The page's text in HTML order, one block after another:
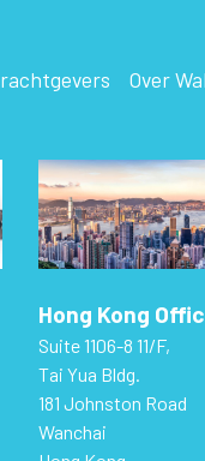
Over
Hong Kong
Suite 1106-8 11/F,
Tai Yua Bldg.
181 Johnston Road
Wanchai